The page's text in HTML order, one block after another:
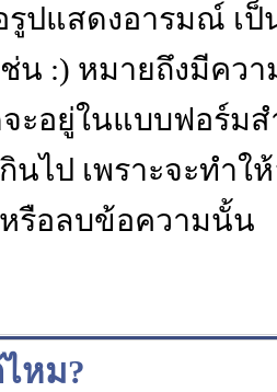
รูปแสดงอารมณ์ เ
น :) หมายถึงมีคว
ะอยู่ในแบบฟอร์ม
นไป เพราะจะทำใ
รือลบข้อความนั้น
หม?